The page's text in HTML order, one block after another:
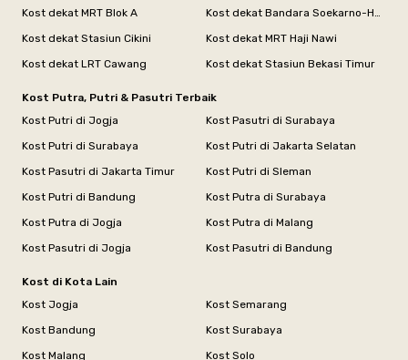
Kost dekat MRT Blok A
Kost dekat Bandara Soekarno-Hatta
Kost dekat Stasiun Cikini
Kost dekat MRT Haji Nawi
Kost dekat LRT Cawang
Kost dekat Stasiun Bekasi Timur
Kost Putra, Putri & Pasutri Terbaik
Kost Putri di Jogja
Kost Pasutri di Surabaya
Kost Putri di Surabaya
Kost Putri di Jakarta Selatan
Kost Pasutri di Jakarta Timur
Kost Putri di Sleman
Kost Putri di Bandung
Kost Putra di Surabaya
Kost Putra di Jogja
Kost Putra di Malang
Kost Pasutri di Jogja
Kost Pasutri di Bandung
Kost di Kota Lain
Kost Jogja
Kost Semarang
Kost Bandung
Kost Surabaya
Kost Malang
Kost Solo